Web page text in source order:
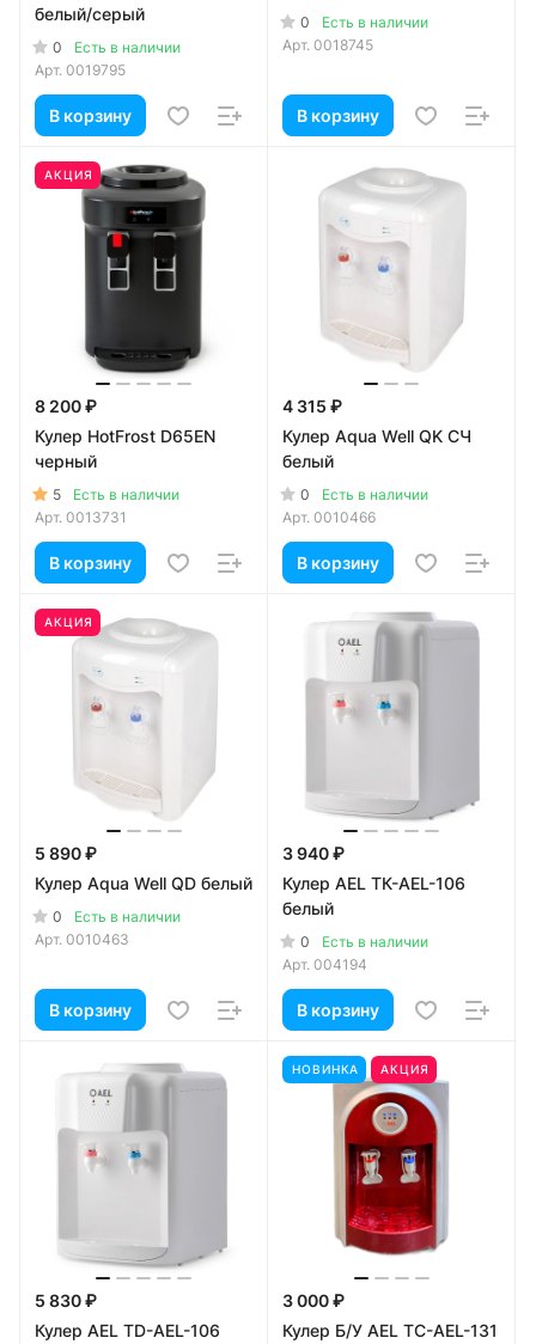
белый/серый
0
Есть в наличии
Арт. 0019795
В корзину
0
Есть в наличии
Арт. 0018745
В корзину
АКЦИЯ
8 200 ₽
Кулер HotFrost D65EN
черный
5
Есть в наличии
Арт. 0013731
В корзину
4 315 ₽
Кулер Aqua Well QK СЧ
белый
0
Есть в наличии
Арт. 0010466
В корзину
АКЦИЯ
5 890 ₽
Кулер Aqua Well QD белый
0
Есть в наличии
Арт. 0010463
В корзину
3 940 ₽
Кулер AEL TК-AEL-106
белый
0
Есть в наличии
Арт. 004194
В корзину
5 830 ₽
Кулер AEL TD-AEL-106
НОВИНКА АКЦИЯ
3 000 ₽
Кулер Б/У AEL TC-AEL-131